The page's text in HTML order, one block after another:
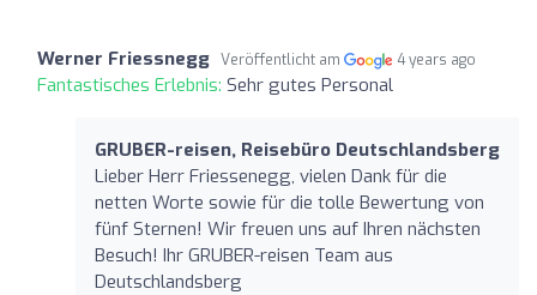
Werner Friessnegg Veröffentlicht am 4 years ago
Fantastisches Erlebnis: Sehr gutes Personal
GRUBER-reisen, Reisebüro Deutschlandsberg
Lieber Herr Friessenegg, vielen Dank für die
netten Worte sowie für die tolle Bewertung von
fünf Sternen! Wir freuen uns auf Ihren nächsten
Besuch! Ihr GRUBER-reisen Team aus
Deutschlandsberg